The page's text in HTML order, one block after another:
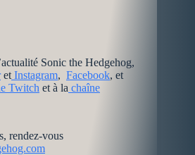
Sonic the Hedgehog,
et Instagram, Facebook, et
Twitch et à la chaîne
rendez-vous